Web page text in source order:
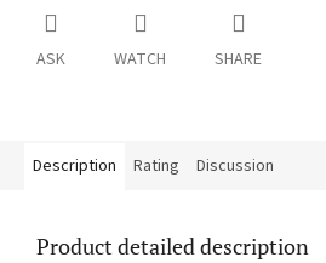
ASK WATCH SHARE
Description Rating Discussion
Product detailed description